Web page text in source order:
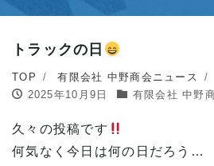
トラックの日
TOP 有限会社 中野商会ニュース
2025年10月9日
有限会社 中野
久々の投稿です
何気なく今日は何の日だろう…